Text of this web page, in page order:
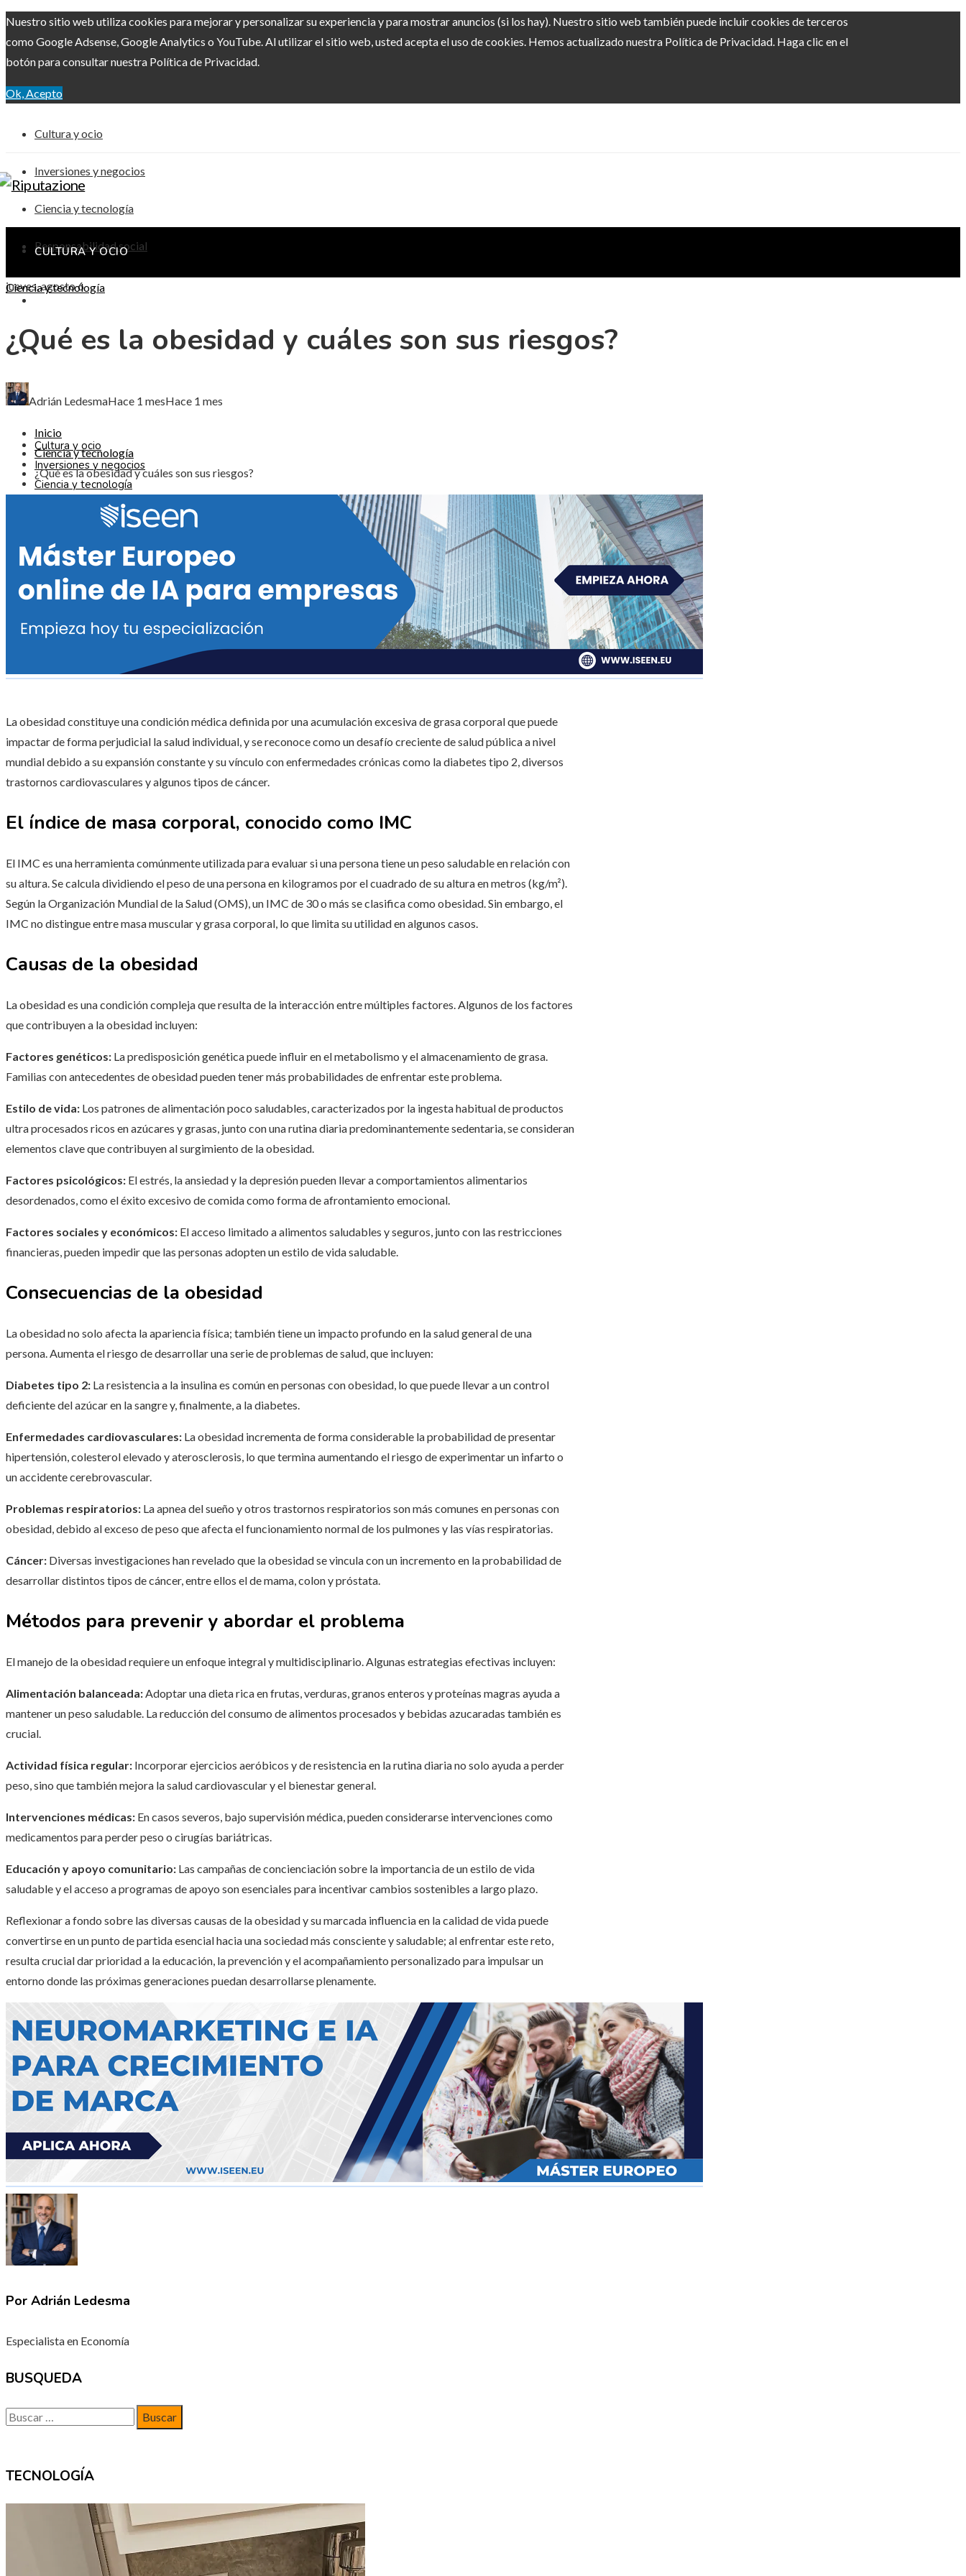
Nuestro sitio web utiliza cookies para mejorar y personalizar su experiencia y para mostrar anuncios (si los hay). Nuestro sitio web también puede incluir cookies de terceros
como Google Adsense, Google Analytics o YouTube. Al utilizar el sitio web, usted acepta el uso de cookies. Hemos actualizado nuestra Política de Privacidad. Haga clic en el
botón para consultar nuestra Política de Privacidad.
Ok, Acepto
Cultura y ocio
Inversiones y negocios
Ciencia y tecnología
Responsabilidad social
jueves, agosto 6
CULTURA Y OCIO
CIENCIA Y TECNOLOGÍA
RESPONSABILIDAD SOCIAL
Cultura y ocio
Inversiones y negocios
Ciencia y tecnología
Responsabilidad social
Ciencia y tecnología
¿Qué es la obesidad y cuáles son sus riesgos?
Adrián LedesmaHace 1 mesHace 1 mes
Inicio
Ciencia y tecnología
¿Qué es la obesidad y cuáles son sus riesgos?
La obesidad constituye una condición médica definida por una acumulación excesiva de grasa corporal que puede
impactar de forma perjudicial la salud individual, y se reconoce como un desafío creciente de salud pública a nivel
mundial debido a su expansión constante y su vínculo con enfermedades crónicas como la diabetes tipo 2, diversos
trastornos cardiovasculares y algunos tipos de cáncer.
El índice de masa corporal, conocido como IMC
El IMC es una herramienta comúnmente utilizada para evaluar si una persona tiene un peso saludable en relación con
su altura. Se calcula dividiendo el peso de una persona en kilogramos por el cuadrado de su altura en metros (kg/m²).
Según la Organización Mundial de la Salud (OMS), un IMC de 30 o más se clasifica como obesidad. Sin embargo, el
IMC no distingue entre masa muscular y grasa corporal, lo que limita su utilidad en algunos casos.
Causas de la obesidad
La obesidad es una condición compleja que resulta de la interacción entre múltiples factores. Algunos de los factores
que contribuyen a la obesidad incluyen:
Factores genéticos: La predisposición genética puede influir en el metabolismo y el almacenamiento de grasa.
Familias con antecedentes de obesidad pueden tener más probabilidades de enfrentar este problema.
Estilo de vida: Los patrones de alimentación poco saludables, caracterizados por la ingesta habitual de productos
ultra procesados ricos en azúcares y grasas, junto con una rutina diaria predominantemente sedentaria, se consideran
elementos clave que contribuyen al surgimiento de la obesidad.
Factores psicológicos: El estrés, la ansiedad y la depresión pueden llevar a comportamientos alimentarios
desordenados, como el éxito excesivo de comida como forma de afrontamiento emocional.
Factores sociales y económicos: El acceso limitado a alimentos saludables y seguros, junto con las restricciones
financieras, pueden impedir que las personas adopten un estilo de vida saludable.
Consecuencias de la obesidad
La obesidad no solo afecta la apariencia física; también tiene un impacto profundo en la salud general de una
persona. Aumenta el riesgo de desarrollar una serie de problemas de salud, que incluyen:
Diabetes tipo 2: La resistencia a la insulina es común en personas con obesidad, lo que puede llevar a un control
deficiente del azúcar en la sangre y, finalmente, a la diabetes.
Enfermedades cardiovasculares: La obesidad incrementa de forma considerable la probabilidad de presentar
hipertensión, colesterol elevado y aterosclerosis, lo que termina aumentando el riesgo de experimentar un infarto o
un accidente cerebrovascular.
Problemas respiratorios: La apnea del sueño y otros trastornos respiratorios son más comunes en personas con
obesidad, debido al exceso de peso que afecta el funcionamiento normal de los pulmones y las vías respiratorias.
Cáncer: Diversas investigaciones han revelado que la obesidad se vincula con un incremento en la probabilidad de
desarrollar distintos tipos de cáncer, entre ellos el de mama, colon y próstata.
Métodos para prevenir y abordar el problema
El manejo de la obesidad requiere un enfoque integral y multidisciplinario. Algunas estrategias efectivas incluyen:
Alimentación balanceada:Adoptar una dieta rica en frutas, verduras, granos enteros y proteínas magras ayuda a
mantener un peso saludable. La reducción del consumo de alimentos procesados y bebidas azucaradas también es
crucial.
Actividad física regular: Incorporar ejercicios aeróbicos y de resistencia en la rutina diaria no solo ayuda a perder
peso, sino que también mejora la salud cardiovascular y el bienestar general.
Intervenciones médicas: En casos severos, bajo supervisión médica, pueden considerarse intervenciones como
medicamentos para perder peso o cirugías bariátricas.
Educación y apoyo comunitario: Las campañas de concienciación sobre la importancia de un estilo de vida
saludable y el acceso a programas de apoyo son esenciales para incentivar cambios sostenibles a largo plazo.
Reflexionar a fondo sobre las diversas causas de la obesidad y su marcada influencia en la calidad de vida puede
convertirse en un punto de partida esencial hacia una sociedad más consciente y saludable; al enfrentar este reto,
resulta crucial dar prioridad a la educación, la prevención y el acompañamiento personalizado para impulsar un
entorno donde las próximas generaciones puedan desarrollarse plenamente.
Por Adrián Ledesma
Especialista en Economía
BUSQUEDA
Buscar:
TECNOLOGÍA